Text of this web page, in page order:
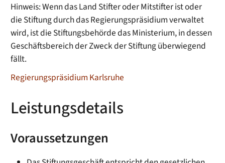
Hinweis: Wenn das Land Stifter oder Mitstifter ist oder
die Stiftung durch das Regierungspräsidium verwaltet
wird, ist die Stiftungsbehörde das Ministerium, in dessen
Geschäftsbereich der Zweck der Stiftung überwiegend
fällt.
Regierungspräsidium Karlsruhe
Leistungsdetails
Voraussetzungen